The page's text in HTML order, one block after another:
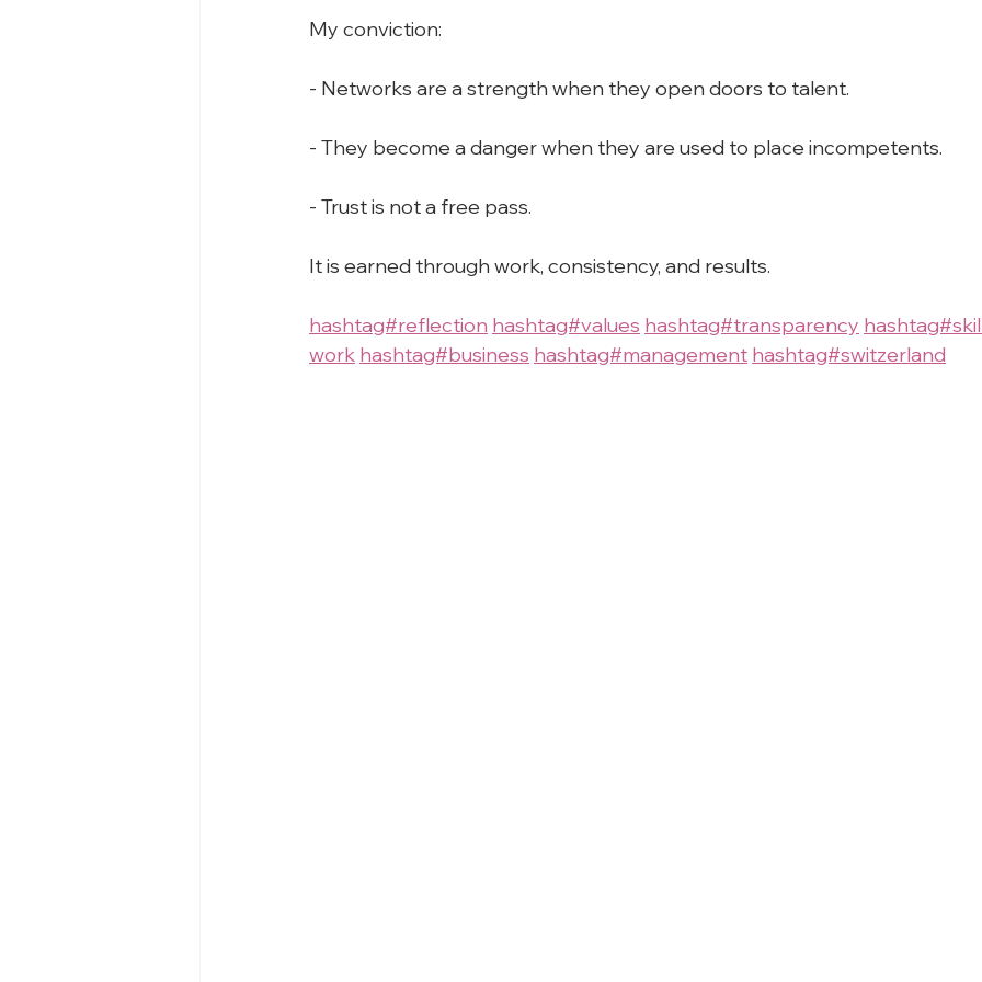
My conviction:
- Networks are a strength when they open doors to talent.
- They become a danger when they are used to place incompetents.
- Trust is not a free pass.
It is earned through work, consistency, and results.
hashtag#reflection hashtag#values hashtag#transparency
work hashtag#business hashtag#management hashtag#switzerland